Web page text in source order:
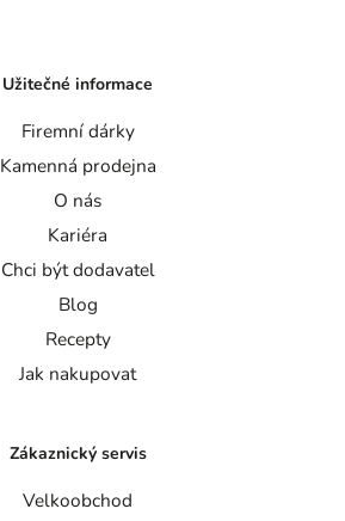
Užitečné informace
Firemní dárky
Kamenná prodejna
O nás
Kariéra
Chci být dodavatel
Blog
Recepty
Jak nakupovat
Zákaznický servis
Velkoobchod